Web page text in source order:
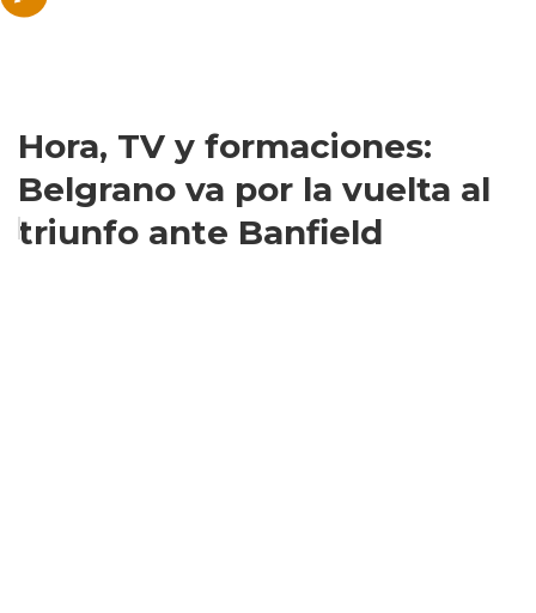
Hora, TV y formaciones:
Belgrano va por la vuelta al
triunfo ante Banfield